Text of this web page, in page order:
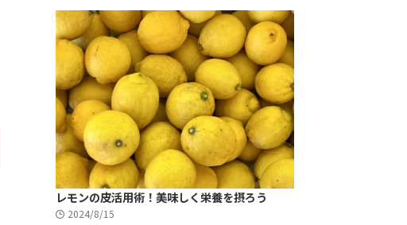
レモンの皮活用術！美味しく栄養を摂ろう
2024/8/15